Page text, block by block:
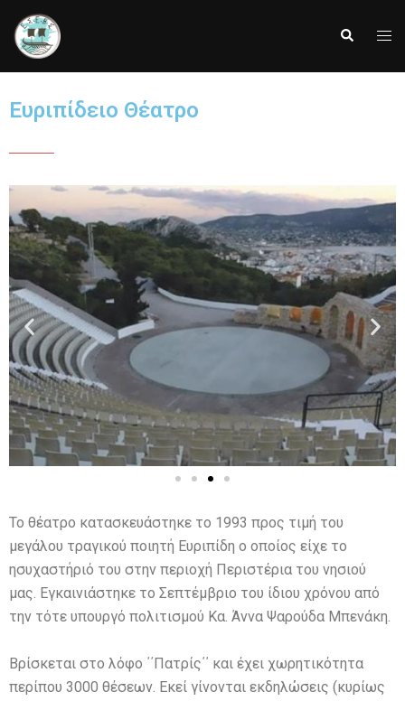
Ευριπίδειο Θέατρο
Το θέατρο κατασκευάστηκε το 1993 προς τιμή του
μεγάλου τραγικού ποιητή Ευριπίδη ο οποίος είχε το
ησυχαστήριό του στην περιοχή Περιστέρια του νησιού
μας. Εγκαινιάστηκε το Σεπτέμβριο του ίδιου χρόνου από
την τότε υπουργό πολιτισμού Κα. Άννα Ψαρούδα Μπενάκη.
Βρίσκεται στο λόφο ΄΄Πατρίς΄΄ και έχει χωρητικότητα
περίπου 3000 θέσεων. Εκεί γίνονται εκδηλώσεις (κυρίως